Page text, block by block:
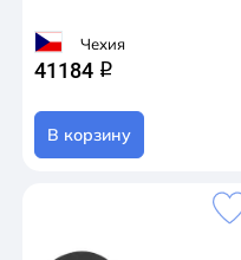
Чехия
41184 q
В корзину